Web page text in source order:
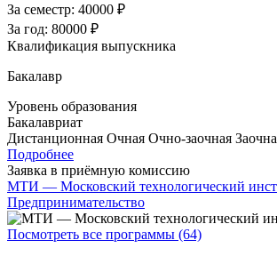
За семестр: 40000 ₽
За год: 80000 ₽
Квалификация выпускника
Бакалавр
Уровень образования
Бакалавриат
Дистанционная Очная Очно-заочная
Подробнее
Заявка в приёмную комиссию
МТИ — Московский технологический
Предпринимательство
Посмотреть все программы (64)